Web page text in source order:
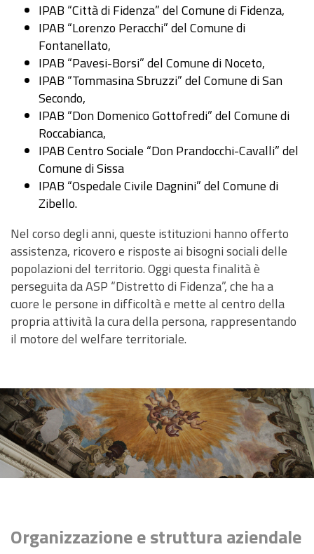
IPAB “Città di Fidenza” del Comune di Fidenza,
IPAB “Lorenzo Peracchi” del Comune di
Fontanellato,
IPAB “Pavesi-Borsi” del Comune di Noceto,
IPAB “Tommasina Sbruzzi” del Comune di San
Secondo,
IPAB “Don Domenico Gottofredi” del Comune di
Roccabianca,
IPAB Centro Sociale “Don Prandocchi-Cavalli” del
Comune di Sissa
IPAB “Ospedale Civile Dagnini” del Comune di
Zibello.
Nel corso degli anni, queste istituzioni hanno offerto
assistenza, ricovero e risposte ai bisogni sociali delle
popolazioni del territorio. Oggi questa finalità è
perseguita da ASP “Distretto di Fidenza”, che ha a
cuore le persone in difficoltà e mette al centro della
propria attività la cura della persona, rappresentando
il motore del welfare territoriale.
Organizzazione e struttura aziendale